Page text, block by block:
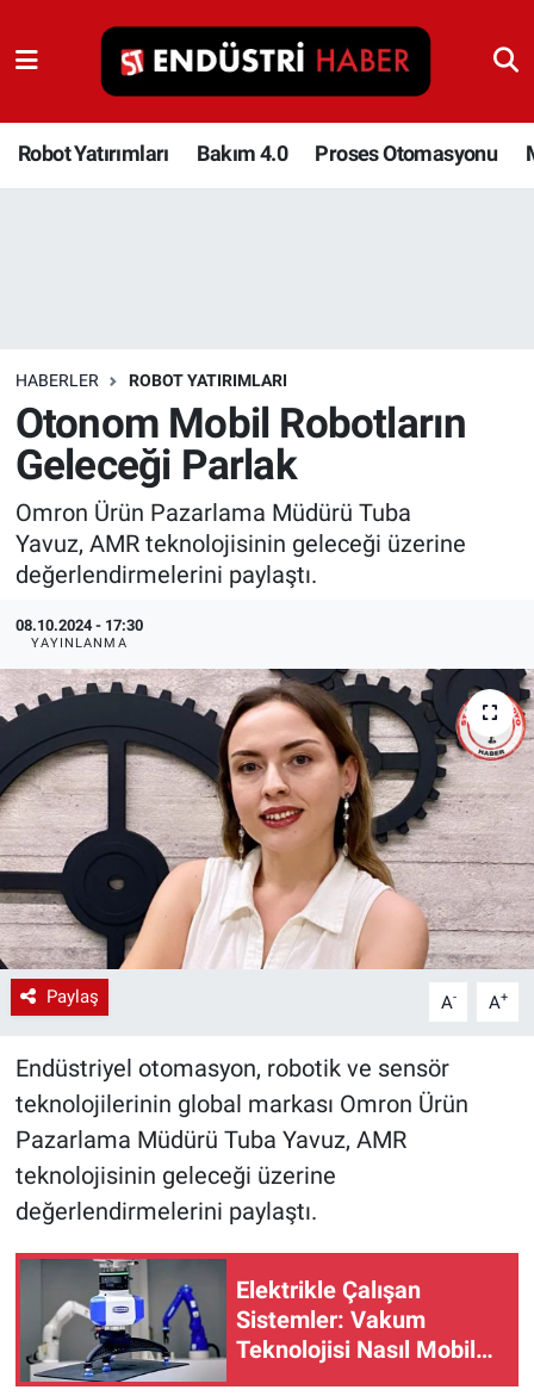
Robot Yatırımları Bakım 4.0 Proses Otomasyonu
HABERLER ROBOT YATIRIMLARI
Otonom Mobil Robotların
Geleceği Parlak
Omron Ürün Pazarlama Müdürü Tuba
Yavuz, AMR teknolojisinin geleceği üzerine
değerlendirmelerini paylaştı.
08.10.2024 - 17:30
YAYINLANMA
Paylaş A- A+
Endüstriyel otomasyon, robotik ve sensör
teknolojilerinin global markası Omron Ürün
Pazarlama Müdürü Tuba Yavuz, AMR
teknolojisinin geleceği üzerine
değerlendirmelerini paylaştı.
Elektrikle Çalışan
Sistemler: Vakum
Teknolojisi Nasıl Mobil
Hale Geliyor?
Robot Yatırımları
Bakım 4.0
İnşaat ve Malzeme
HaberOrtak
EndüstriST
Enerjisini Üreten Fabrikalar
Endüstri 4.0 Uygulamaları
Ağır Sanayi Çözümleri